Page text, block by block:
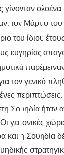
τον Μάρτιο
του ίδιου
ευγηρίας
τον γενικό
Σουηδία ήταν
γειτονικές
και η Σουηδία